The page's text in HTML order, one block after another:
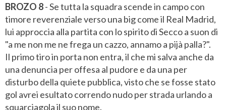
BROZO 8- Se tutta la squadra scende in campo con
timore reverenziale verso una big come il Real Madrid,
lui approccia alla partita con lo spirito di Secco a suon di
"a me non me ne frega un cazzo, annamo a pijà palla?".
Il primo tiro in porta non entra, il che mi salva anche da
una denuncia per offesa al pudore e da una per
disturbo della quiete pubblica, visto che se fosse stato
gol avrei esultato correndo nudo per strada urlando a
squarciagola il suo nome.